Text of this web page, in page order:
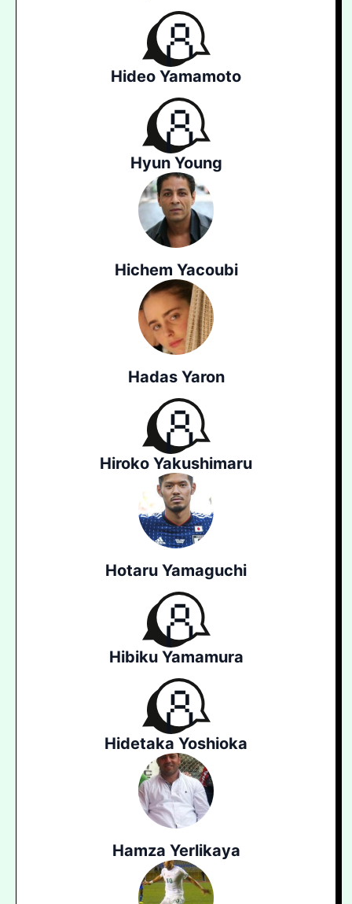
Hideo Yamamoto
Hyun Young
Hichem Yacoubi
Hadas Yaron
Hiroko Yakushimaru
Hotaru Yamaguchi
Hibiku Yamamura
Hidetaka Yoshioka
Hamza Yerlikaya